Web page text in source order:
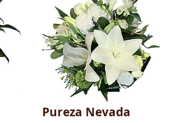
Pureza Nevada